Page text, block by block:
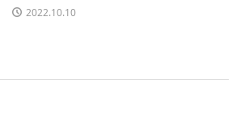
2022.10.10